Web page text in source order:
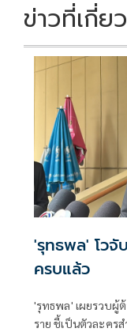
ข่าวที่เกี่ย
'รุทธพล' โว
ครบแล้ว
'รุทธพล' เผยรวบผู้
ราย ชี้เป็นตัวละครสำคัญ เชื่อ 'ภาวุธ' ไม่หนี แจง เรียกสอบปาก